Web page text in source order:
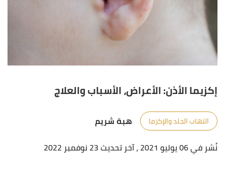
إكزيما الأذن: الأعراض، الأسباب والعلاج
التهاب الجلد والإكزما
هبة شريم
نُشر في 06 يوليو 2021
، آخر تحديث 23 نوفمبر 2022